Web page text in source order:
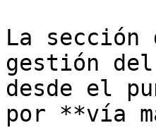
La
gestión
desde el
por **vía